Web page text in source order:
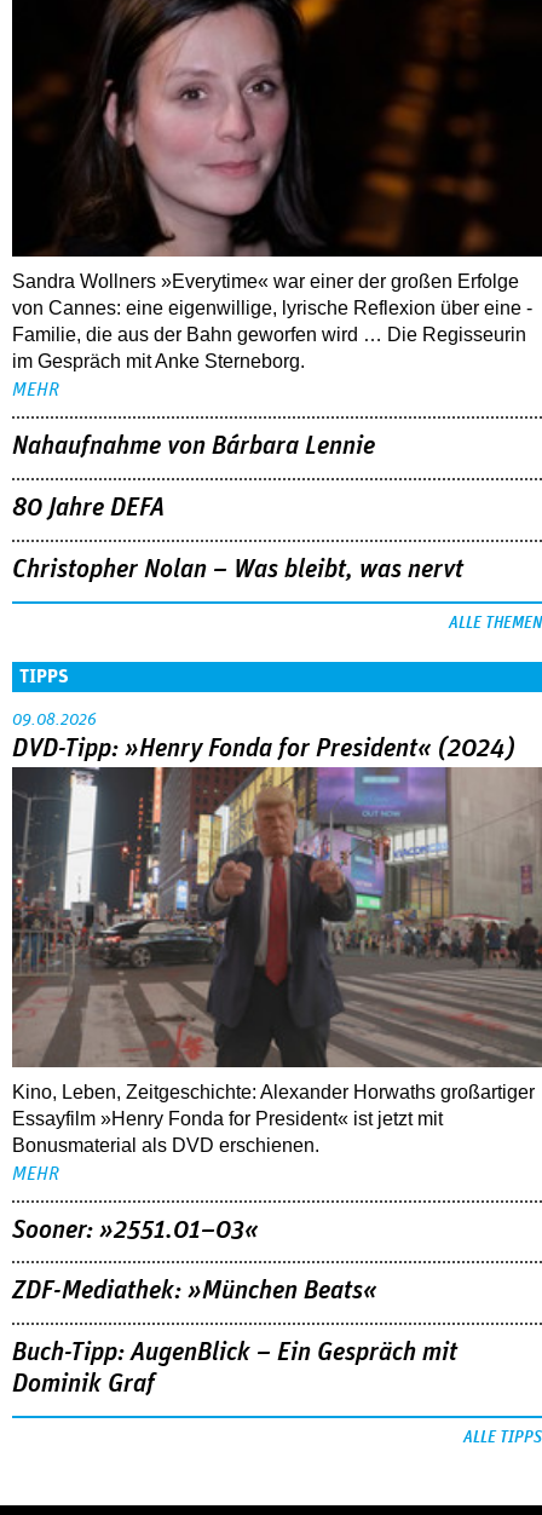
Sandra Wollners »Everytime« war einer der großen Erfolge
von Cannes: eine eigenwillige, lyrische Reflexion über eine ­
Familie, die aus der Bahn geworfen wird … Die Regisseurin
im Gespräch mit Anke Sterneborg.
MEHR
Nahaufnahme von Bárbara Lennie
80 Jahre DEFA
Christopher Nolan – Was bleibt, was nervt
ALLE THEMEN
TIPPS
09.08.2026
DVD-Tipp: »Henry Fonda for President« (2024)
Kino, Leben, Zeitgeschichte: Alexander Horwaths großartiger
Essayfilm »Henry Fonda for President« ist jetzt mit
Bonusmaterial als DVD erschienen.
MEHR
Sooner: »2551.01–03«
ZDF-Mediathek: »München Beats«
Buch-Tipp: AugenBlick – Ein Gespräch mit
Dominik Graf
ALLE TIPPS